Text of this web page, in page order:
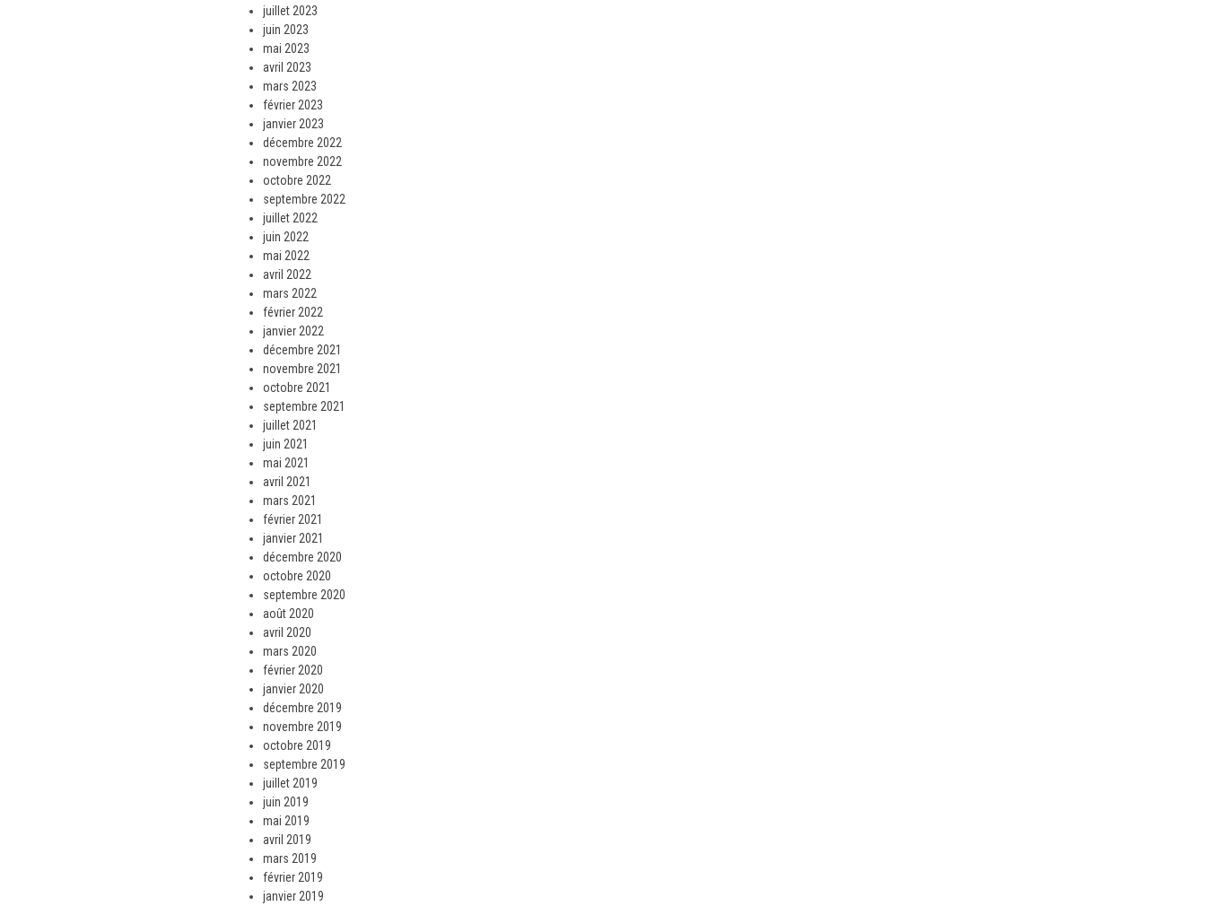
juillet 2023
juin 2023
mai 2023
avril 2023
mars 2023
février 2023
janvier 2023
décembre 2022
novembre 2022
octobre 2022
septembre 2022
juillet 2022
juin 2022
mai 2022
avril 2022
mars 2022
février 2022
janvier 2022
décembre 2021
novembre 2021
octobre 2021
septembre 2021
juillet 2021
juin 2021
mai 2021
avril 2021
mars 2021
février 2021
janvier 2021
décembre 2020
octobre 2020
septembre 2020
août 2020
avril 2020
mars 2020
février 2020
janvier 2020
décembre 2019
novembre 2019
octobre 2019
septembre 2019
juillet 2019
juin 2019
mai 2019
avril 2019
mars 2019
février 2019
janvier 2019